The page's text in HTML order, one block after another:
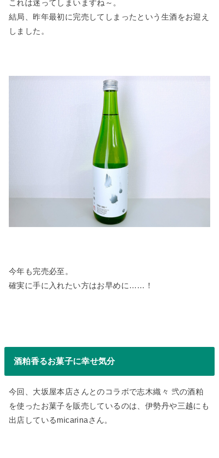
これは迷ってしまいますね～。
結局、昨年最初に完売してしまったという生酒をお迎え
しました。
今年も完売必至。
確実に手に入れたい方はお早めに……！
酒粕香るお菓子に幸せ気分
今回、大坂屋本店さんとのコラボで志木織々 弐の酒粕
を使ったお菓子を販売しているのは、伊勢丹や三越にも
出店しているmicarinaさん。